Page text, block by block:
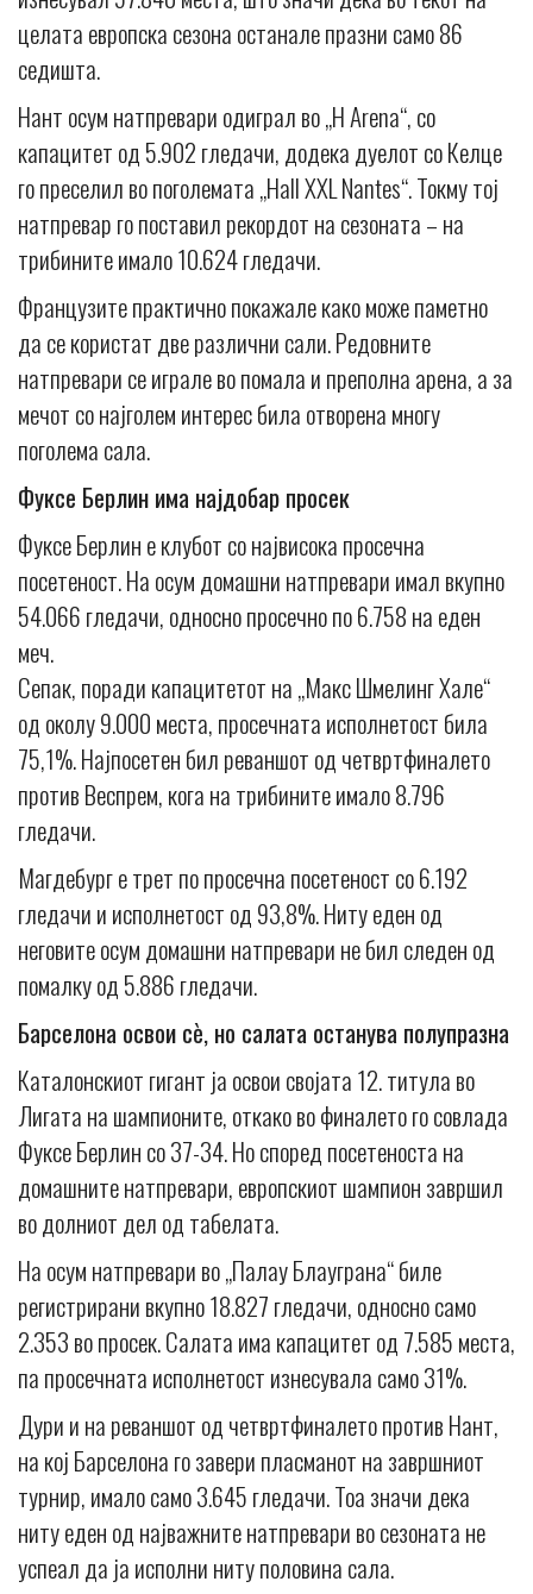
целата европска сезона останале празни само 86
седишта.
Нант осум натпревари одиграл во „H Arena“, со
капацитет од 5.902 гледачи, додека дуелот со Келце
го преселил во поголемата „Hall XXL Nantes“. Токму тој
натпревар го поставил рекордот на сезоната – на
трибините имало 10.624 гледачи.
Французите практично покажале како може паметно
да се користат две различни сали. Редовните
натпревари се играле во помала и преполна арена, а за
мечот со најголем интерес била отворена многу
поголема сала.
Фуксе Берлин има најдобар просек
Фуксе Берлин е клубот со највисока просечна
посетеност. На осум домашни натпревари имал вкупно
54.066 гледачи, односно просечно по 6.758 на еден
меч.
Сепак, поради капацитетот на „Макс Шмелинг Хале“
од околу 9.000 места, просечната исполнетост била
75,1%. Најпосетен бил реваншот од четвртфиналето
против Веспрем, кога на трибините имало 8.796
гледачи.
Магдебург е трет по просечна посетеност со 6.192
гледачи и исполнетост од 93,8%. Ниту еден од
неговите осум домашни натпревари не бил следен од
помалку од 5.886 гледачи.
Барселона освои сè, но салата останува полупразна
Каталонскиот гигант ја освои својата 12. титула во
Лигата на шампионите, откако во финалето го совлада
Фуксе Берлин со 37-34. Но според посетеноста на
домашните натпревари, европскиот шампион завршил
во долниот дел од табелата.
На осум натпревари во „Палау Блауграна“ биле
регистрирани вкупно 18.827 гледачи, односно само
2.353 во просек. Салата има капацитет од 7.585 места,
па просечната исполнетост изнесувала само 31%.
Дури и на реваншот од четвртфиналето против Нант,
на кој Барселона го завери пласманот на завршниот
турнир, имало само 3.645 гледачи. Тоа значи дека
ниту еден од најважните натпревари во сезоната не
успеал да ја исполни ниту половина сала.